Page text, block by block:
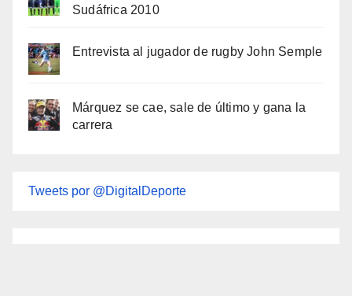
Sudáfrica 2010
Entrevista al jugador de rugby John Semple
Márquez se cae, sale de último y gana la
carrera
Tweets por @DigitalDeporte